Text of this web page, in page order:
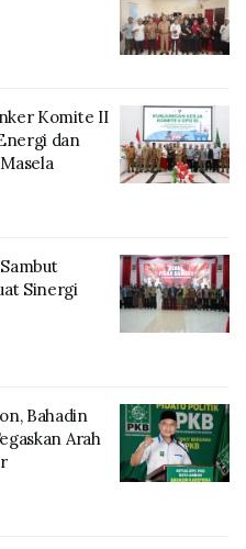
Komite II
dan
Sinergi
Bahadin
Arah